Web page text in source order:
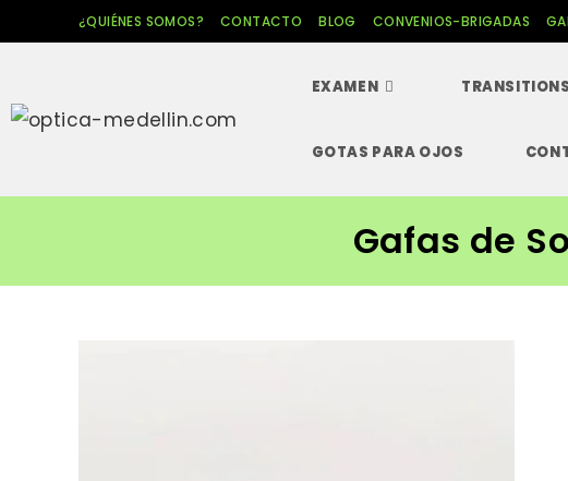
al
¿QUIÉNES SOMOS? CONTACTO BLOG CONVENIOS-BRIGADAS
EXAMEN TRANSITIONS
GOTAS PARA OJOS
Gafas de